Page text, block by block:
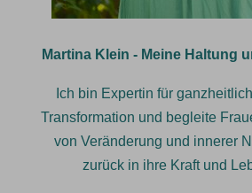
Martina Klein - Meine Haltung
Ich bin Expertin für
Transformation und begleite
von Veränderung und innerer
zurück in ihre Kraft und